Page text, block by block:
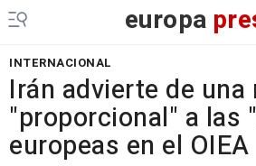
europa
INTERNACIONAL
Irán advierte de
"proporcional" a las
europeas en el OIEA